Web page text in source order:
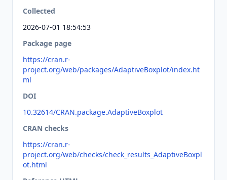
Collected
2026-07-01 18:54:53
Package page
https://cran.r-
project.org/web/packages/AdaptiveBoxplot/index.ht
ml
DOI
10.32614/CRAN.package.AdaptiveBoxplot
CRAN checks
https://cran.r-
project.org/web/checks/check_results_AdaptiveBoxpl
ot.html